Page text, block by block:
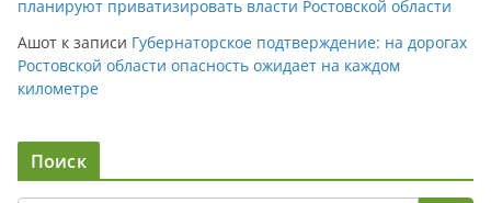
планируют приватизировать власти Ростовской области
Ашот к записи Губернаторское подтверждение: на дорогах
Ростовской области опасность ожидает на каждом
километре
Поиск